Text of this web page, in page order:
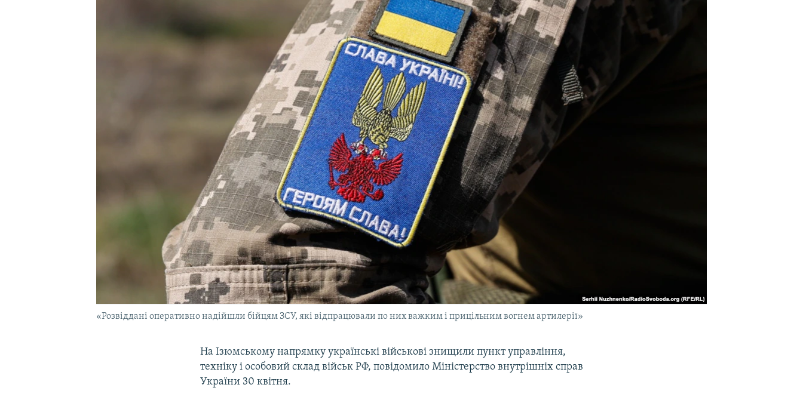
«Розвіддані оперативно надійшли бійцям ЗСУ, які відпрацювали по них важким і прицільним вогнем артилерії»
На Ізюмському напрямку українські військові знищили пункт управління,
техніку і особовий склад військ РФ, повідомило Міністерство внутрішніх справ
України 30 квітня.